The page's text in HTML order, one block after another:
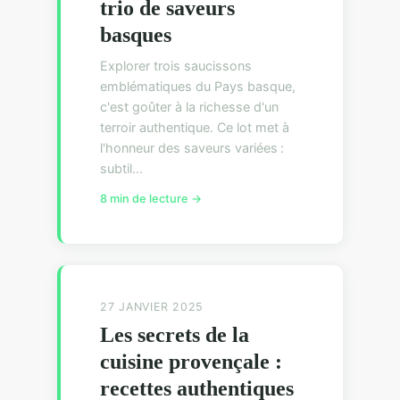
trio de saveurs
basques
Explorer trois saucissons
emblématiques du Pays basque,
c'est goûter à la richesse d'un
terroir authentique. Ce lot met à
l'honneur des saveurs variées :
subtil...
8 min de lecture →
27 JANVIER 2025
Les secrets de la
cuisine provençale :
recettes authentiques